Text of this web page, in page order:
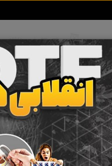
تعرفه آگهی ها
برچسباجرای پارکینگ اداری